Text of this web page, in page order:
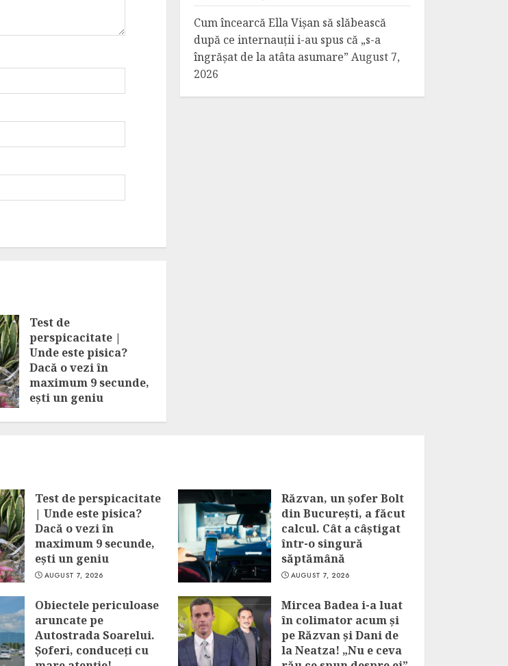
Test de
perspicacitate |
Unde este pisica?
Dacă o vezi în
maximum 9 secunde,
ești un geniu
Cum încearcă Ella Vișan să slăbească
după ce internauții i-au spus că „s-a
îngrășat de la atâta asumare” August 7,
2026
Test de perspicacitate
| Unde este pisica?
Dacă o vezi în
maximum 9 secunde,
ești un geniu
AUGUST 7, 2026
Răzvan, un șofer Bolt
din București, a făcut
calcul. Cât a câștigat
într-o singură
săptămână
AUGUST 7, 2026
Obiectele periculoase
aruncate pe
Autostrada Soarelui.
Șoferi, conduceți cu
Mircea Badea i-a luat
în colimator acum și
pe Răzvan și Dani de
la Neatza! „Nu e ceva